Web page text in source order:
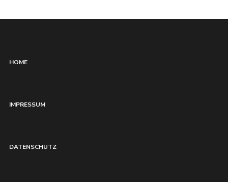
HOME
IMPRESSUM
DATENSCHUTZ